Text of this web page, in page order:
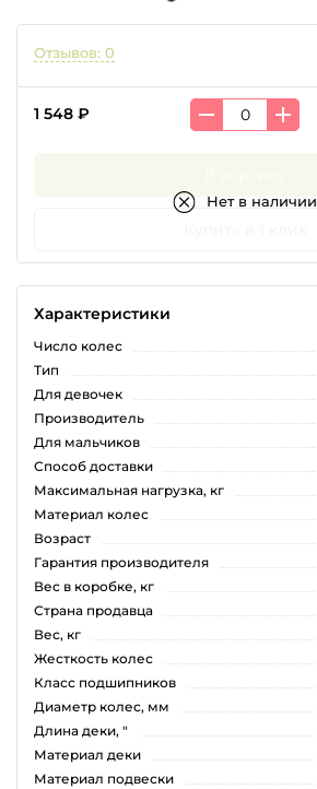
Отзывов: 0
1 548 ₽
Нет в наличии
Характеристики
Число колес
Тип
Для девочек
Производитель
Для мальчиков
Способ доставки
Максимальная нагрузка, кг
Материал колес
Возраст
Гарантия производителя
Вес в коробке, кг
Страна продавца
Вес, кг
Жесткость колес
Класс подшипников
Диаметр колес, мм
Длина деки, "
Материал деки
Материал подвески